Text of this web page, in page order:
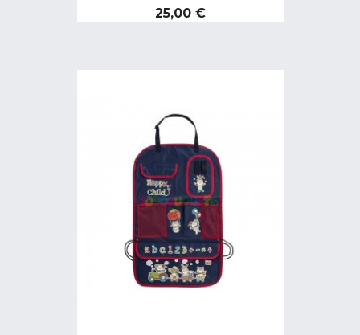
Preço
25,00 €